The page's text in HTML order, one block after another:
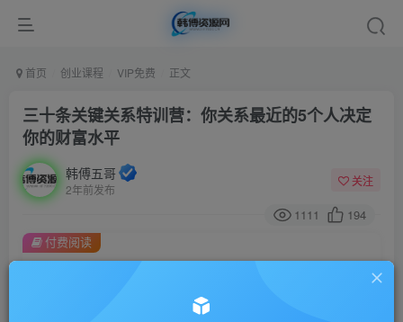
首页 创业课程 VIP免费 正文
三十条关键关系特训营：你关系最近的5个人决定
你的财富水平
韩傅五哥
2年前发布
关注
1111 194
付费阅读